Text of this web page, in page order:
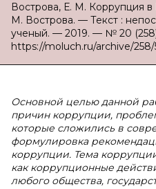
Вострова, Е. М. Коррупция
М. Вострова. — Текст :
ученый. — 2019. — № 20
https://moluch.ru/archive/258/
Основной целью данной
причин коррупции,
которые сложились в
формулировка
коррупции. Тема
как коррупционные
любого общества,